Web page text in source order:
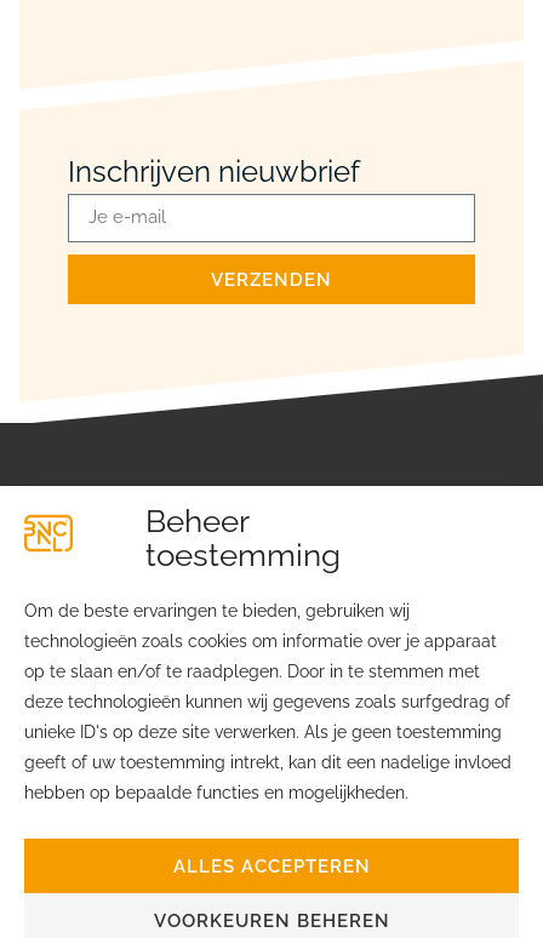
Beheer
toestemming
Om de beste ervaringen te bieden, gebruiken wij
technologieën zoals cookies om informatie over je apparaat
op te slaan en/of te raadplegen. Door in te stemmen met
deze technologieën kunnen wij gegevens zoals surfgedrag of
unieke ID's op deze site verwerken. Als je geen toestemming
geeft of uw toestemming intrekt, kan dit een nadelige invloed
hebben op bepaalde functies en mogelijkheden.
ALLES ACCEPTEREN
VOORKEUREN BEHEREN
Inschrijven nieuwbrief
VERZENDEN
Lichtfabriekplein 4
2031 TE Haarlem
info@bvcnl.nl
Ledenvoordelen
Privacyverklaring
Cookiebeleid
© BVCNL | Realisatie